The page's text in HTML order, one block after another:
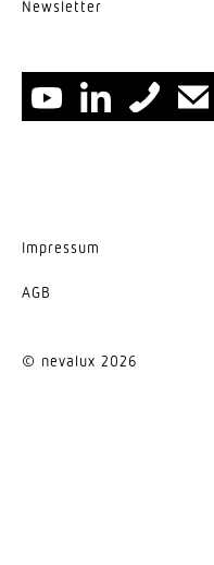
News­letter
Impressum
AGB
© nevalux 2026